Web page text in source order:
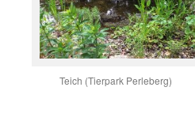
Teich (Tierpark Perleberg)